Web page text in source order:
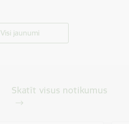
Visi jaunumi
Skatīt visus notikumus